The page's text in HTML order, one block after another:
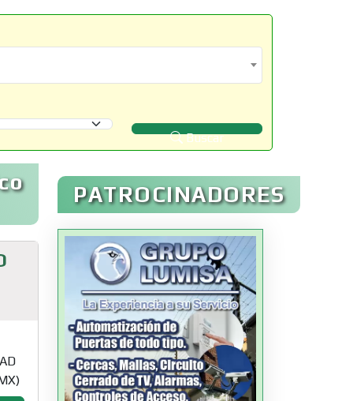
Buscar
PATROCINADORES